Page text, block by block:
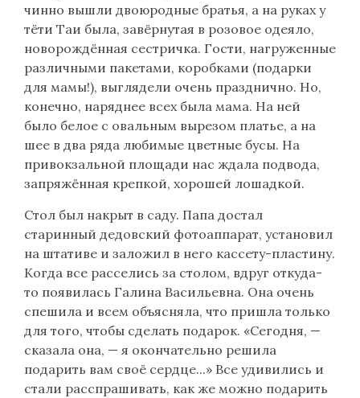
чинно вышли двоюродные братья, а на руках у
тёти Таи была, завёрнутая в розовое одеяло,
новорождённая сестричка. Гости, нагруженные
различными пакетами, коробками (подарки
для мамы!), выглядели очень празднично. Но,
конечно, наряднее всех была мама. На ней
было белое с овальным вырезом платье, а на
шее в два ряда любимые цветные бусы. На
привокзальной площади нас ждала подвода,
запряжённая крепкой, хорошей лошадкой.
Стол был накрыт в саду. Папа достал
старинный дедовский фотоаппарат, установил
на штативе и заложил в него кассету-пластину.
Когда все расселись за столом, вдруг откуда-
то появилась Галина Васильевна. Она очень
спешила и всем объясняла, что пришла только
для того, чтобы сделать подарок. «Сегодня, —
сказала она, — я окончательно решила
подарить вам своё сердце...» Все удивились и
стали расспрашивать, как же можно подарить